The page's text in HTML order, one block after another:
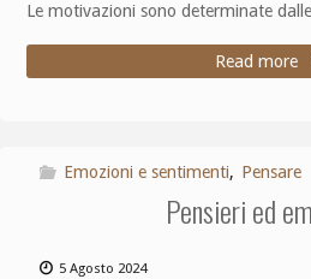
Le motivazioni sono determinate
Read more
Emozioni e sentimenti, Pensare
Pensieri ed
5 Agosto 2024